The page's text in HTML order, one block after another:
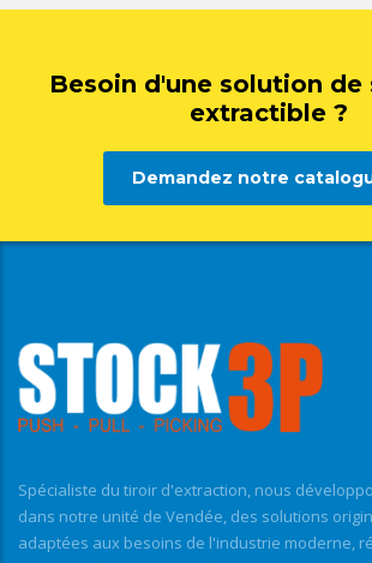
Besoin d'une solution
extractible ?
Demandez notre
Spécialiste du tiroir d'extraction, nous
dans notre unité de Vendée, des solutions
adaptées aux besoins de l'industrie moderne,